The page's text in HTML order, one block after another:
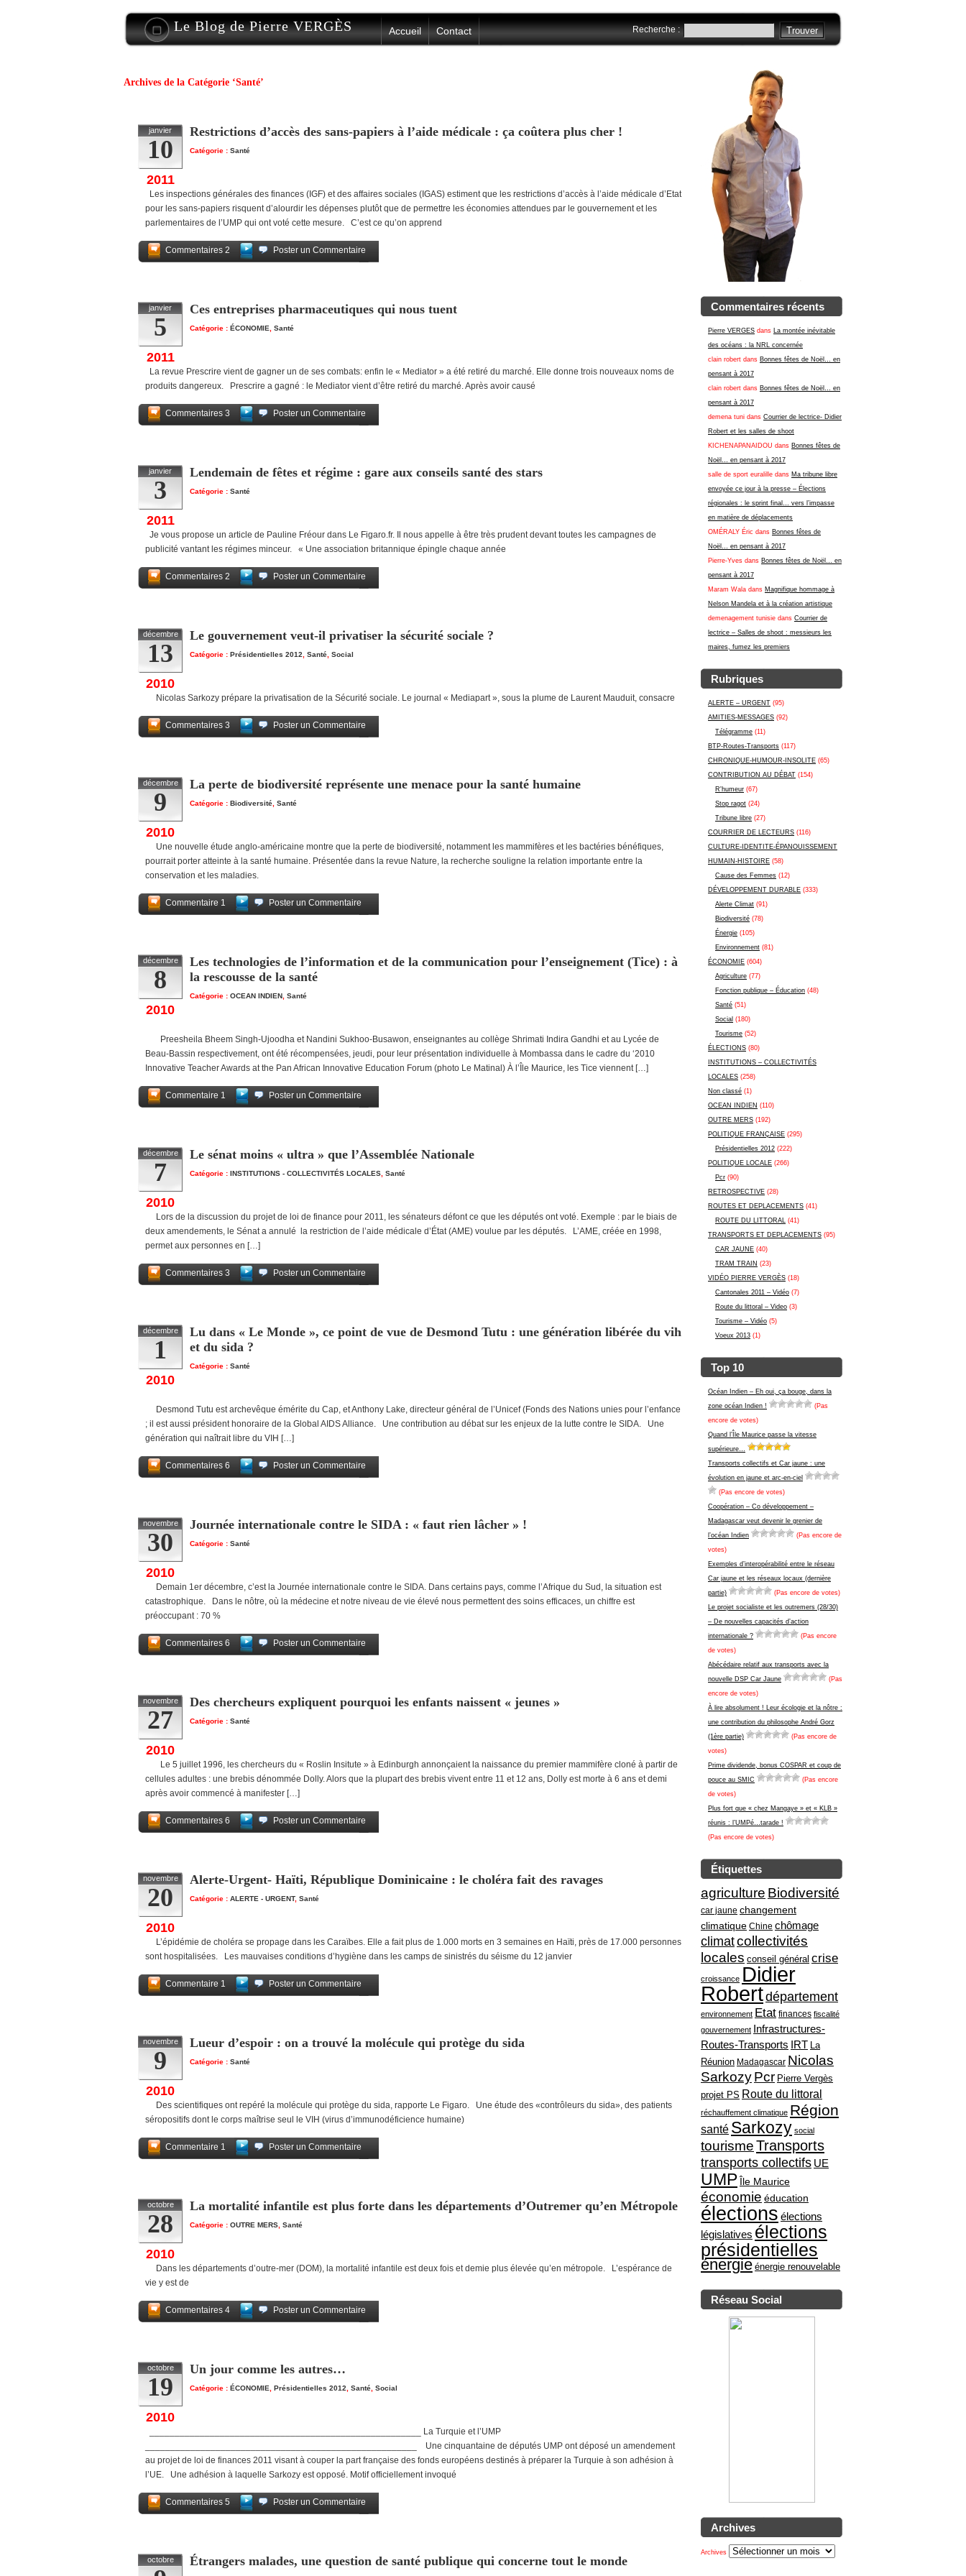
Le Blog de Pierre VERGÈS Accueil Contact Recherche :
Commentaires récents
Pierre VERGES dans La montée inévitable
des océans : la NRL concernée
clain robert dans Bonnes fêtes de Noël… en
pensant à 2017
clain robert dans Bonnes fêtes de Noël… en
pensant à 2017
demena tuni dans Courrier de lectrice- Didier
Robert et les salles de shoot
KICHENAPANAIDOU dans Bonnes fêtes de
Noël… en pensant à 2017
salle de sport euralille dans Ma tribune libre
envoyée ce jour à la presse – Élections
régionales : le sprint final… vers l’impasse
en matière de déplacements
OMÉRALY Éric dans Bonnes fêtes de
Noël… en pensant à 2017
Pierre-Yves dans Bonnes fêtes de Noël… en
pensant à 2017
Maram Wala dans Magnifique hommage à
Nelson Mandela et à la création artistique
demenagement tunisie dans Courrier de
lectrice – Salles de shoot : messieurs les
maires, fumez les premiers
Rubriques
ALERTE – URGENT (95)
AMITIES-MESSAGES (92)
Télégramme (11)
BTP-Routes-Transports (117)
CHRONIQUE-HUMOUR-INSOLITE (65)
CONTRIBUTION AU DÉBAT (154)
R'humeur (67)
Stop ragot (24)
Tribune libre (27)
COURRIER DE LECTEURS (116)
CULTURE-IDENTITE-ÉPANOUISSEMENT
HUMAIN-HISTOIRE (58)
Cause des Femmes (12)
DÉVELOPPEMENT DURABLE (333)
Alerte Climat (91)
Biodiversité (78)
Énergie (105)
Environnement (81)
ÉCONOMIE (604)
Agriculture (77)
Fonction publique – Éducation (48)
Santé (51)
Social (180)
Tourisme (52)
ÉLECTIONS (80)
INSTITUTIONS – COLLECTIVITÉS
LOCALES (258)
Non classé (1)
OCEAN INDIEN (110)
OUTRE MERS (192)
POLITIQUE FRANÇAISE (295)
Présidentielles 2012 (222)
POLITIQUE LOCALE (266)
Pcr (90)
RETROSPECTIVE (28)
ROUTES ET DEPLACEMENTS (41)
ROUTE DU LITTORAL (41)
TRANSPORTS ET DEPLACEMENTS (95)
CAR JAUNE (40)
TRAM TRAIN (23)
VIDÉO PIERRE VERGÈS (18)
Cantonales 2011 – Vidéo (7)
Route du littoral – Video (3)
Tourisme – Vidéo (5)
Voeux 2013 (1)
Top 10
Océan Indien – Eh oui, ça bouge, dans la
zone océan Indien !
(Pas
encore de votes)
Quand l’Île Maurice passe la vitesse
supérieure…
Transports collectifs et Car jaune : une
évolution en jaune et arc-en-ciel
(Pas encore de votes)
Coopération – Co développement –
Madagascar veut devenir le grenier de
l’océan Indien
(Pas encore de
votes)
Exemples d’interopérabilité entre le réseau
Car jaune et les réseaux locaux (dernière
partie)
(Pas encore de votes)
Le projet socialiste et les outremers (28/30)
– De nouvelles capacités d’action
internationale ?
(Pas encore
de votes)
Abécédaire relatif aux transports avec la
nouvelle DSP Car Jaune
(Pas
encore de votes)
À lire absolument ! Leur écologie et la nôtre :
une contribution du philosophe André Gorz
(1ère partie)
(Pas encore de
votes)
Prime dividende, bonus COSPAR et coup de
pouce au SMIC
(Pas encore
de votes)
Plus fort que « chez Mangaye » et « KLB »
réunis : l’UMPé…tarade !
(Pas encore de votes)
Étiquettes
agriculture Biodiversité
car jaune changement
climatique Chine chômage
climatcollectivités
locales conseil général crise
croissance Didier
Robertdépartement
environnement Etat finances fiscalité
gouvernement Infrastructures-
Routes-Transports IRT La
Réunion Madagascar Nicolas
SarkozyPcr Pierre Vergès
projet PS Route du littoral
réchauffement climatique Région
santé Sarkozy social
tourismeTransports
transports collectifs UE
UMP Île Maurice
économie éducation
élections élections
législatives élections
présidentielles
énergie énergie renouvelable
Réseau Social
Archives
Archives
Archives de la Catégorie ‘Santé’
janvier
10
2011
Restrictions d’accès des sans-papiers à l’aide médicale : ça coûtera plus cher !
Catégorie : Santé
Les inspections générales des finances (IGF) et des affaires sociales (IGAS) estiment que les restrictions d’accès à l’aide médicale d’Etat
pour les sans-papiers risquent d’alourdir les dépenses plutôt que de permettre les économies attendues par le gouvernement et les
parlementaires de l’UMP qui ont voté cette mesure. C’est ce qu’on apprend
Commentaires 2
Poster un Commentaire
janvier
5
2011
Ces entreprises pharmaceutiques qui nous tuent
Catégorie : ÉCONOMIE Santé
La revue Prescrire vient de gagner un de ses combats: enfin le « Mediator » a été retiré du marché. Elle donne trois nouveaux noms de
produits dangereux. Prescrire a gagné : le Mediator vient d’être retiré du marché. Après avoir causé
Commentaires 3
Poster un Commentaire
janvier
3
2011
Lendemain de fêtes et régime : gare aux conseils santé des stars
Catégorie : Santé
Je vous propose un article de Pauline Fréour dans Le Figaro.fr. Il nous appelle à être très prudent devant toutes les campagnes de
publicité vantant les régimes minceur. « Une association britannique épingle chaque année
Commentaires 2
Poster un Commentaire
décembre
13
2010
Le gouvernement veut-il privatiser la sécurité sociale ?
Catégorie : Présidentielles 2012 Santé Social
Nicolas Sarkozy prépare la privatisation de la Sécurité sociale. Le journal « Mediapart », sous la plume de Laurent Mauduit, consacre
Commentaires 3
Poster un Commentaire
décembre
9
2010
La perte de biodiversité représente une menace pour la santé humaine
Catégorie : Biodiversité Santé
Une nouvelle étude anglo-américaine montre que la perte de biodiversité, notamment les mammifères et les bactéries bénéfiques,
pourrait porter atteinte à la santé humaine. Présentée dans la revue Nature, la recherche souligne la relation importante entre la
conservation et les maladies.
Commentaire 1
Poster un Commentaire
décembre
8
2010
Les technologies de l’information et de la communication pour l’enseignement (Tice) : à
la rescousse de la santé
Catégorie : OCEAN INDIEN Santé
Preesheila Bheem Singh-Ujoodha et Nandini Sukhoo-Busawon, enseignantes au collège Shrimati Indira Gandhi et au Lycée de
Beau-Bassin respectivement, ont été récompensées, jeudi, pour leur présentation individuelle à Mombassa dans le cadre du ‘2010
Innovative Teacher Awards at the Pan African Innovative Education Forum (photo Le Matinal) À l’Île Maurice, les Tice viennent […]
Commentaire 1
Poster un Commentaire
décembre
7
2010
Le sénat moins « ultra » que l’Assemblée Nationale
Catégorie : INSTITUTIONS - COLLECTIVITÉS LOCALES Santé
Lors de la discussion du projet de loi de finance pour 2011, les sénateurs défont ce que les députés ont voté. Exemple : par le biais de
deux amendements, le Sénat a annulé la restriction de l’aide médicale d’État (AME) voulue par les députés. L’AME, créée en 1998,
permet aux personnes en […]
Commentaires 3
Poster un Commentaire
décembre
1
2010
Lu dans « Le Monde », ce point de vue de Desmond Tutu : une génération libérée du vih
et du sida ?
Catégorie : Santé
Desmond Tutu est archevêque émérite du Cap, et Anthony Lake, directeur général de l’Unicef (Fonds des Nations unies pour l’enfance
; il est aussi président honoraire de la Global AIDS Alliance. Une contribution au débat sur les enjeux de la lutte contre le SIDA. Une
génération qui naîtrait libre du VIH […]
Commentaires 6
Poster un Commentaire
novembre
30
2010
Journée internationale contre le SIDA : « faut rien lâcher » !
Catégorie : Santé
Demain 1er décembre, c’est la Journée internationale contre le SIDA. Dans certains pays, comme l’Afrique du Sud, la situation est
catastrophique. Dans le nôtre, où la médecine et notre niveau de vie élevé nous permettent des soins efficaces, un chiffre est
préoccupant : 70 %
Commentaires 6
Poster un Commentaire
novembre
27
2010
Des chercheurs expliquent pourquoi les enfants naissent « jeunes »
Catégorie : Santé
Le 5 juillet 1996, les chercheurs du « Roslin Insitute » à Edinburgh annonçaient la naissance du premier mammifère cloné à partir de
cellules adultes : une brebis dénommée Dolly. Alors que la plupart des brebis vivent entre 11 et 12 ans, Dolly est morte à 6 ans et demi
après avoir commencé à manifester […]
Commentaires 6
Poster un Commentaire
novembre
20
2010
Alerte-Urgent- Haïti, République Dominicaine : le choléra fait des ravages
Catégorie : ALERTE - URGENT, Santé
L’épidémie de choléra se propage dans les Caraïbes. Elle a fait plus de 1.000 morts en 3 semaines en Haïti, près de 17.000 personnes
sont hospitalisées. Les mauvaises conditions d’hygiène dans les camps de sinistrés du séisme du 12 janvier
Commentaire 1
Poster un Commentaire
novembre
9
2010
Lueur d’espoir : on a trouvé la molécule qui protège du sida
Catégorie : Santé
Des scientifiques ont repéré la molécule qui protège du sida, rapporte Le Figaro. Une étude des «contrôleurs du sida», des patients
séropositifs dont le corps maîtrise seul le VIH (virus d’immunodéficience humaine)
Commentaire 1
Poster un Commentaire
octobre
28
2010
La mortalité infantile est plus forte dans les départements d’Outremer qu’en Métropole
Catégorie : OUTRE MERS Santé
Dans les départements d’outre-mer (DOM), la mortalité infantile est deux fois et demie plus élevée qu’en métropole. L’espérance de
vie y est de
Commentaires 4
Poster un Commentaire
octobre
19
2010
Un jour comme les autres…
Catégorie : ÉCONOMIE Présidentielles 2012 Santé Social
______________________________________________________ La Turquie et l’UMP
______________________________________________________ Une cinquantaine de députés UMP ont déposé un amendement
au projet de loi de finances 2011 visant à couper la part française des fonds européens destinés à préparer la Turquie à son adhésion à
l’UE. Une adhésion à laquelle Sarkozy est opposé. Motif officiellement invoqué
Commentaires 5
Poster un Commentaire
octobre Étrangers malades, une question de santé publique qui concerne tout le monde